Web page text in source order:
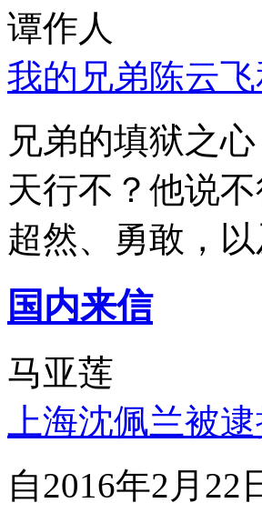
谭作人
我的兄弟陈云
兄弟的填狱之
天行不？他说
超然、勇敢，
国内来信
马亚莲
上海沈佩兰被
自2016年2月